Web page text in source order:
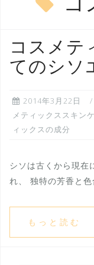
コ
コスメテ
てのシソ
2014年3月22日
メティックススキン
ィックスの成分
シソは古くから現在
れ、 独特の芳香と
もっと読む